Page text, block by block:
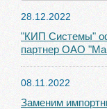
28.12.2022
"КИП Системы"
партнер ОАО
08.11.2022
Заменим